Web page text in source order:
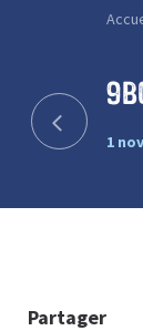
1
Partager